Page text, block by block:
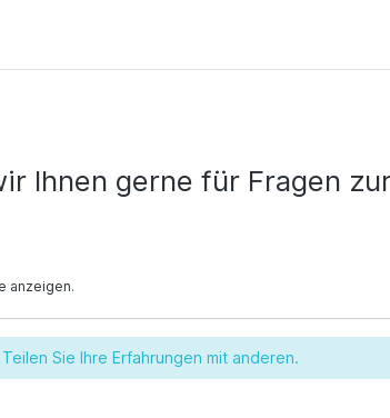
Ihnen gerne für Fragen
anzeigen.
Sie Ihre Erfahrungen mit anderen.